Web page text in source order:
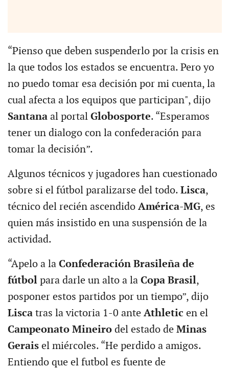
“Pienso que deben suspenderlo por la crisis en
la que todos los estados se encuentra. Pero yo
no puedo tomar esa decisión por mi cuenta, la
cual afecta a los equipos que participan", dijo
Santana al portal Globosporte. “Esperamos
tener un dialogo con la confederación para
tomar la decisión”.
Algunos técnicos y jugadores han cuestionado
sobre si el fútbol paralizarse del todo. Lisca,
técnico del recién ascendido América-MG, es
quien más insistido en una suspensión de la
actividad.
“Apelo a la Confederación Brasileña de
fútbol para darle un alto a la Copa Brasil,
posponer estos partidos por un tiempo”, dijo
Lisca tras la victoria 1-0 ante Athletic en el
Campeonato Mineiro del estado de Minas
Gerais el miércoles. “He perdido a amigos.
Entiendo que el futbol es fuente de